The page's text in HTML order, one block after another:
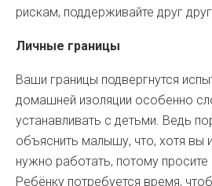
рискам, поддерживайте друг
Личные границы
Ваши границы подвергнутся
домашней изоляции особенно
устанавливать с детьми. Ведь
объяснить малышу, что, хотя вы
нужно работать, потому
Ребёнку потребуется время,